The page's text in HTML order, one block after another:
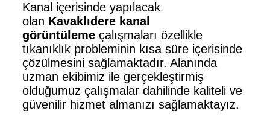
Kanal içerisinde yapılacak
olan Kavaklıdere kanal
görüntülemeçalışmaları özellikle
tıkanıklık probleminin kısa süre içerisinde
çözülmesini sağlamaktadır. Alanında
uzman ekibimiz ile gerçekleştirmiş
olduğumuz çalışmalar dahilinde kaliteli ve
güvenilir hizmet almanızı sağlamaktayız.